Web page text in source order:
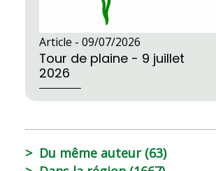
Article -09/07/2026
Tour de plaine - 9 juillet
2026
Du même auteur (63)